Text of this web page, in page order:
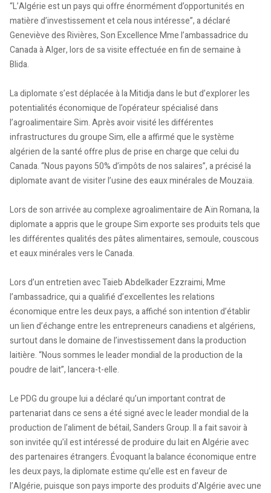
“L’Algérie est un pays qui offre énormément d’opportunités en
matière d’investissement et cela nous intéresse”, a déclaré
Geneviève des Rivières, Son Excellence Mme l’ambassadrice du
Canada à Alger, lors de sa visite effectuée en fin de semaine à
Blida.
La diplomate s’est déplacée à la Mitidja dans le but d’explorer les
potentialités économique de l’opérateur spécialisé dans
l’agroalimentaire Sim. Après avoir visité les différentes
infrastructures du groupe Sim, elle a affirmé que le système
algérien de la santé offre plus de prise en charge que celui du
Canada. “Nous payons 50% d’impôts de nos salaires”, a précisé la
diplomate avant de visiter l’usine des eaux minérales de Mouzaïa.
Lors de son arrivée au complexe agroalimentaire de Aïn Romana, la
diplomate a appris que le groupe Sim exporte ses produits tels que
les différentes qualités des pâtes alimentaires, semoule, couscous
et eaux minérales vers le Canada.
Lors d’un entretien avec Taieb Abdelkader Ezzraimi, Mme
l’ambassadrice, qui a qualifié d’excellentes les relations
économique entre les deux pays, a affiché son intention d’établir
un lien d’échange entre les entrepreneurs canadiens et algériens,
surtout dans le domaine de l’investissement dans la production
laitière. “Nous sommes le leader mondial de la production de la
poudre de lait”, lancera-t-elle.
Le PDG du groupe lui a déclaré qu’un important contrat de
partenariat dans ce sens a été signé avec le leader mondial de la
production de l’aliment de bétail, Sanders Group. Il a fait savoir à
son invitée qu’il est intéressé de produire du lait en Algérie avec
des partenaires étrangers. Évoquant la balance économique entre
les deux pays, la diplomate estime qu’elle est en faveur de
l’Algérie, puisque son pays importe des produits d’Algérie avec une